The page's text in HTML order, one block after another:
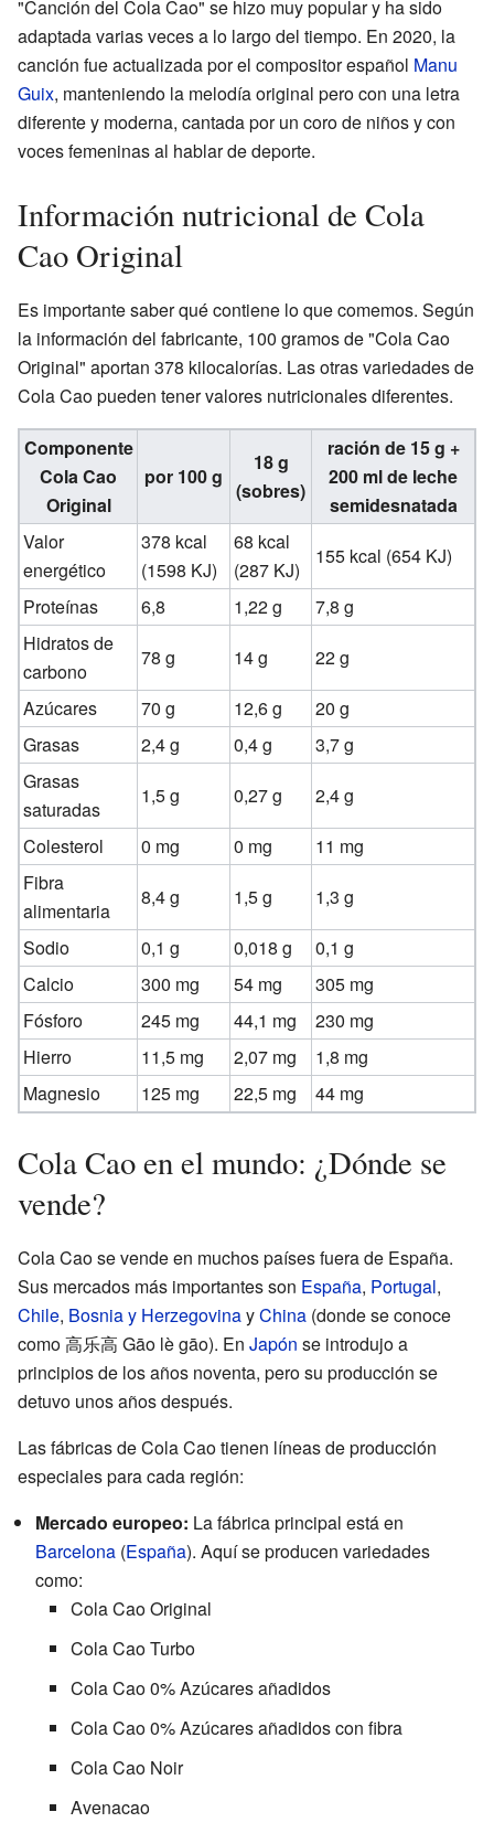
"Canción del Cola Cao" se hizo muy popular y ha sido
adaptada varias veces a lo largo del tiempo. En 2020, la
canción fue actualizada por el compositor español Manu
Guix, manteniendo la melodía original pero con una letra
diferente y moderna, cantada por un coro de niños y con
voces femeninas al hablar de deporte.
Información nutricional de Cola
Cao Original
Es importante saber qué contiene lo que comemos. Según
la información del fabricante, 100 gramos de "Cola Cao
Original" aportan 378 kilocalorías. Las otras variedades de
Cola Cao pueden tener valores nutricionales diferentes.
Componente
Cola Cao
Original
por 100 g
18 g
(sobres)
ración de 15 g +
200 ml de leche
semidesnatada
Valor
energético
378 kcal
(1598 KJ)
68 kcal
(287 KJ)
155 kcal (654 KJ)
Proteínas
6,8 1,22 g
7,8 g
Hidratos de
carbono
78 g 14 g
22 g
Azúcares
70 g 12,6 g
20 g
Grasas
2,4 g 0,4 g
3,7 g
Grasas
saturadas
1,5 g 0,27 g
2,4 g
Colesterol
0 mg 0 mg
11 mg
Fibra
alimentaria
8,4 g 1,5 g
1,3 g
Sodio
0,1 g 0,018 g
0,1 g
Calcio
300 mg 54 mg
305 mg
Fósforo
245 mg 44,1 mg
230 mg
Hierro
11,5 mg 2,07 mg
1,8 mg
Magnesio
125 mg 22,5 mg 44 mg
Cola Cao en el mundo: ¿Dónde se
vende?
Cola Cao se vende en muchos países fuera de España.
Sus mercados más importantes son España, Portugal,
Chile, Bosnia y HerzegovinayChina (donde se conoce
como 高乐高 Gāo lè gāo). En Japón se introdujo a
principios de los años noventa, pero su producción se
detuvo unos años después.
Las fábricas de Cola Cao tienen líneas de producción
especiales para cada región:
Mercado europeo: La fábrica principal está en
Barcelona (España). Aquí se producen variedades
como:
Cola Cao Original
Cola Cao Turbo
Cola Cao 0% Azúcares añadidos
Cola Cao 0% Azúcares añadidos con fibra
Cola Cao Noir
Avenacao